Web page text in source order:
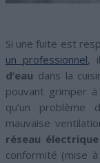
Si une fuite est
un professionnel, il
d’eau dans la
pouvant grimper à
qu’un problème
mauvaise
réseau électrique
conformité (mise